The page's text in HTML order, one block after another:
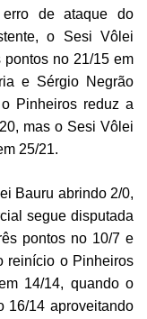
de ataque do
o Sesi Vôlei
pontos no 21/15 em
e Sérgio Negrão
Pinheiros reduz a
mas o Sesi Vôlei
25/21.
Bauru abrindo 2/0,
segue disputada
pontos no 10/7 e
reinício o Pinheiros
14/14, quando o
16/14 aproveitando